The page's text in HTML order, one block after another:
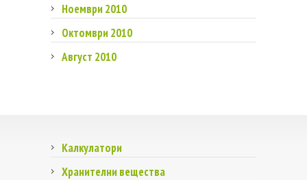
Ноември 2010
Октомври 2010
Август 2010
Калкулатори
Хранителни вещества